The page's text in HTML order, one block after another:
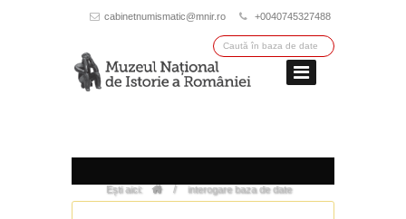
cabinetnumismatic@mnir.ro +0040745327488
Ești aici: / interogare baza de date